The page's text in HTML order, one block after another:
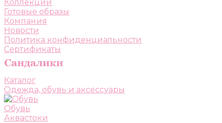
Коллекции
Готовые образы
Компания
Новости
Политика конфиденциальности
Сертификаты
Каталог
Одежда, обувь и аксессуары
Обувь
Аквастоки